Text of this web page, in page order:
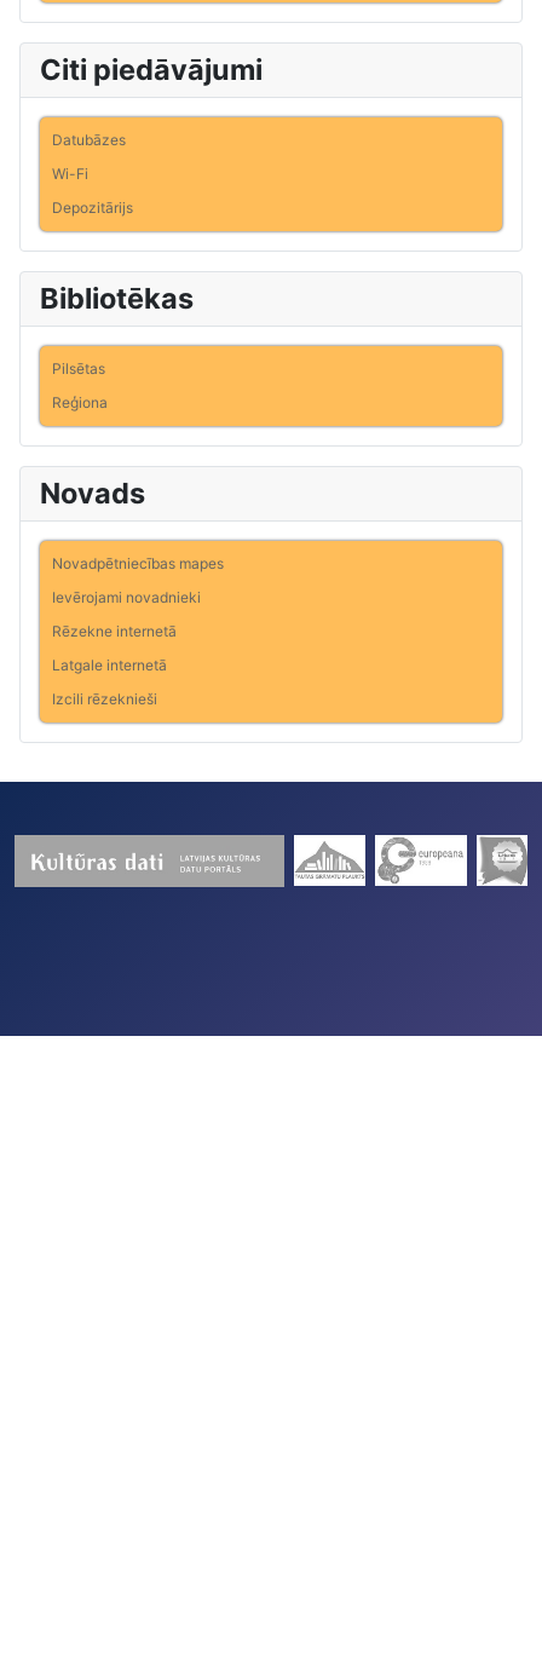
Citi piedāvājumi
Datubāzes
Wi-Fi
Depozitārijs
Bibliotēkas
Pilsētas
Reģiona
Novads
Novadpētniecības mapes
Ievērojami novadnieki
Rēzekne internetā
Latgale internetā
Izcili rēzeknieši